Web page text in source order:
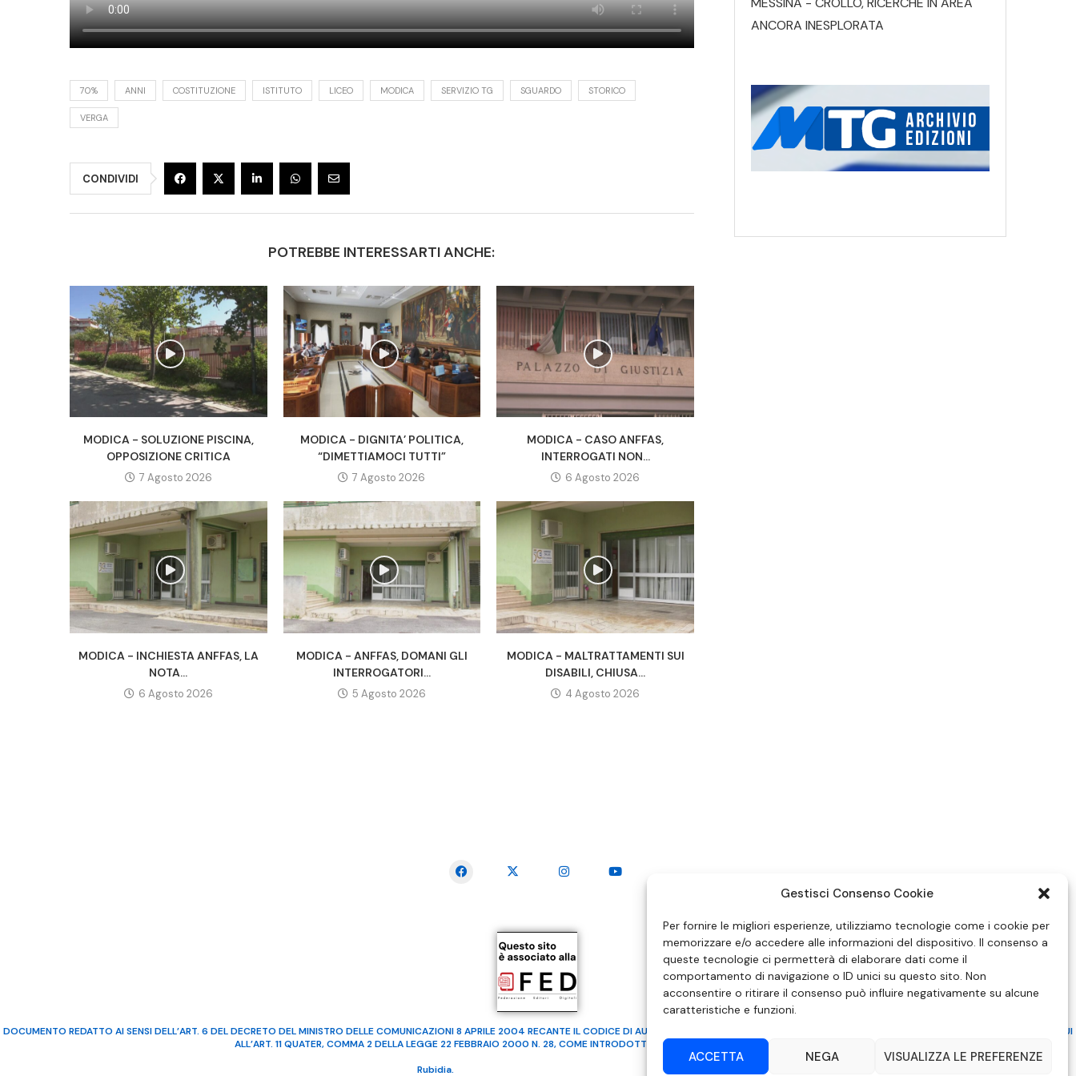
Gestisci Consenso Cookie
Per fornire le migliori esperienze, utilizziamo tecnologie come i cookie per
memorizzare e/o accedere alle informazioni del dispositivo. Il consenso a
queste tecnologie ci permetterà di elaborare dati come il
comportamento di navigazione o ID unici su questo sito. Non
acconsentire o ritirare il consenso può influire negativamente su alcune
caratteristiche e funzioni.
ACCETTA NEGA VISUALIZZA LE PREFERENZE
70% ANNI COSTITUZIONE ISTITUTO LICEO MODICA SERVIZIO TG SGUARDO STORICO
VERGA
CONDIVIDI
POTREBBE INTERESSARTI ANCHE:
MODICA - SOLUZIONE PISCINA,
OPPOSIZIONE CRITICA
7 Agosto 2026
MODICA - DIGNITA’ POLITICA,
“DIMETTIAMOCI TUTTI”
7 Agosto 2026
MODICA - CASO ANFFAS,
INTERROGATI NON...
6 Agosto 2026
MODICA - INCHIESTA ANFFAS, LA
NOTA...
6 Agosto 2026
MODICA - ANFFAS, DOMANI GLI
INTERROGATORI...
5 Agosto 2026
MODICA - MALTRATTAMENTI SUI
DISABILI, CHIUSA...
4 Agosto 2026
ANCORA INESPLORATA
DOCUMENTO REDATTO AI SENSI DELL’ART. 6 DEL DECRETO DEL MINISTRO DELLE COMUNICAZIONI 8 APRILE 2004 RECANTE IL CODICE DI AUTOREGOLAMENTAZIONE IN MATERIA DI ATTUAZIONE DEL PRINCIPIO DEL PLURALISMO, DI CUI
ALL’ART. 11 QUATER, COMMA 2 DELLA LEGGE 22 FEBBRAIO 2000 N. 28, COME INTRODOTTO DALLA LEGGE 6 NOVEMBRE 2003, N. 313
Rubidia. Tutti i diritti riservati | RVM Srl – SS 115 Km 339,500 – Modica (RG) | P.Iva 00857190888.